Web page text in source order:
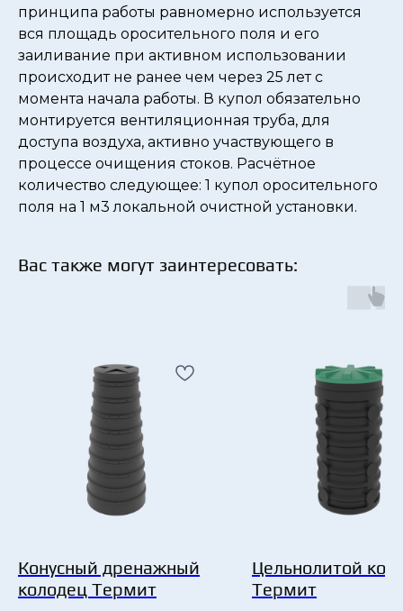
принципа работы равномерно используется
вся площадь оросительного поля и его
заиливание при активном использовании
происходит не ранее чем через 25 лет с
момента начала работы. В купол обязательно
монтируется вентиляционная труба, для
доступа воздуха, активно участвующего в
процессе очищения стоков. Расчётное
количество следующее: 1 купол оросительного
поля на 1 м3 локальной очистной установки.
Вас также могут заинтересовать:
Конусный дренажный
колодец Термит
Цельнолитой
Термит